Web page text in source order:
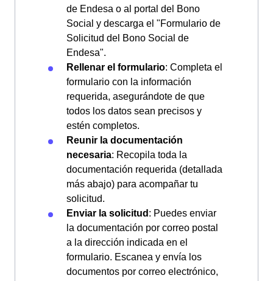
de Endesa o al portal del Bono
Social y descarga el "Formulario de
Solicitud del Bono Social de
Endesa".
Rellenar el formulario: Completa el
formulario con la información
requerida, asegurándote de que
todos los datos sean precisos y
estén completos.
Reunir la documentación
necesaria: Recopila toda la
documentación requerida (detallada
más abajo) para acompañar tu
solicitud.
Enviar la solicitud : Puedes enviar
la documentación por correo postal
a la dirección indicada en el
formulario. Escanea y envía los
documentos por correo electrónico,